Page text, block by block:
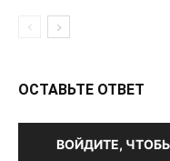
ОСТАВЬТЕ ОТВЕТ
ВОЙДИТЕ,